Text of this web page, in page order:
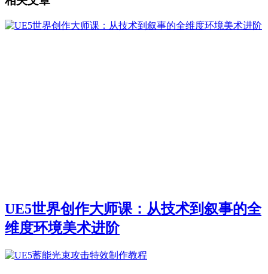
UE5世界创作大师课：从技术到叙事的全
维度环境美术进阶